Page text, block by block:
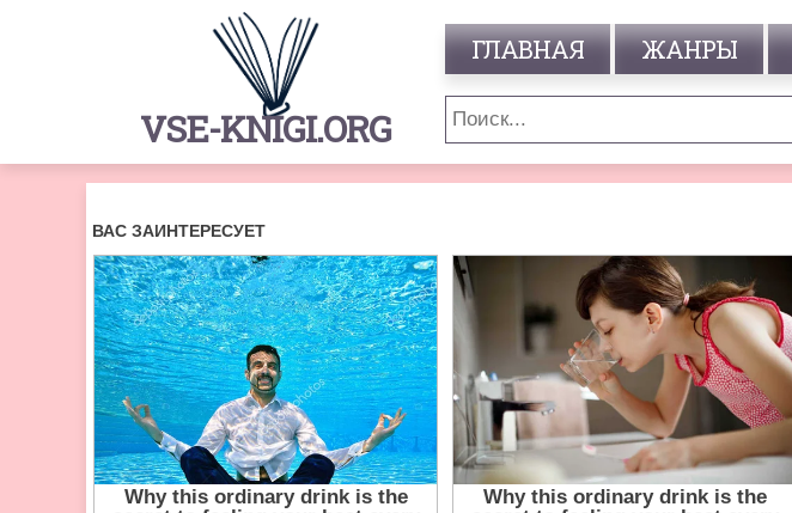
VSE-KNIGI.ORG
ГЛАВНАЯ ЖАНРЫ